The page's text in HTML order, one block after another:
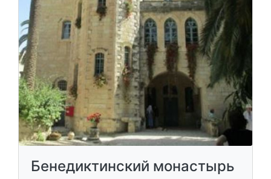
Бенедиктинский монастырь